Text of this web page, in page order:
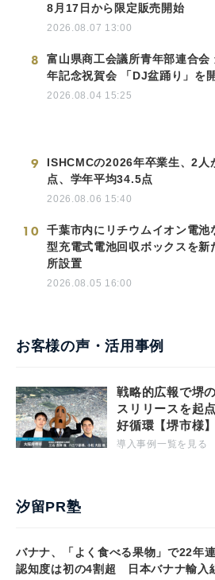
8月17日から限定販売開始
2026.08.07 13:00
8
富山県商工会議所青年部連合会
年記念祝賀会 「DJ盆踊り」を
2026.08.04 15:25
9
ISHCMCの2026年卒業生、2人
点、学年平均34.5点
2026.08.06 15:40
10
千葉市内にリチウムイオン電池
型充電式電池回収ボックスを新
所設置
2026.08.05 16:00
お客様の声・活用事例
戦略的広報で堺
スリリースを起
好循環【堺市様】
導入事例一覧を見る
汐留PR塾
バナナ、「よく食べる果物」で22年
認知度は初の4割超 日本バナナ輸入